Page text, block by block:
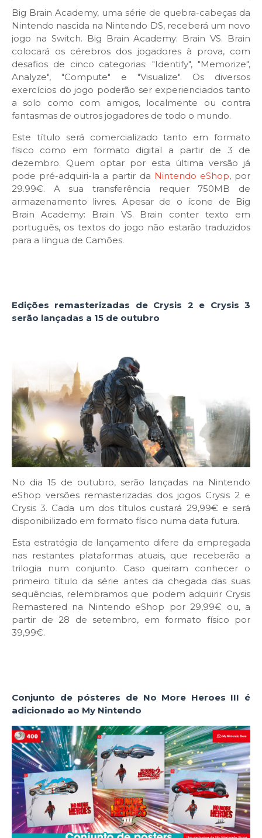
Big Brain Academy, uma série de quebra-cabeças da
Nintendo nascida na Nintendo DS, receberá um novo
jogo na Switch. Big Brain Academy: Brain VS. Brain
colocará os cérebros dos jogadores à prova, com
desafios de cinco categorias: "Identify", "Memorize",
Analyze", "Compute" e "Visualize". Os diversos
exercícios do jogo poderão ser experienciados tanto
a solo como com amigos, localmente ou contra
fantasmas de outros jogadores de todo o mundo.
Este título será comercializado tanto em formato
físico como em formato digital a partir de 3 de
dezembro. Quem optar por esta última versão já
pode pré-adquiri-la a partir da Nintendo eShop, por
29.99€. A sua transferência requer 750MB de
armazenamento livres. Apesar de o ícone de Big
Brain Academy: Brain VS. Brain conter texto em
português, os textos do jogo não estarão traduzidos
para a língua de Camões.
Edições remasterizadas de Crysis 2 e Crysis 3
serão lançadas a 15 de outubro
No dia 15 de outubro, serão lançadas na Nintendo
eShop versões remasterizadas dos jogos Crysis 2 e
Crysis 3. Cada um dos títulos custará 29,99€ e será
disponibilizado em formato físico numa data futura.
Esta estratégia de lançamento difere da empregada
nas restantes plataformas atuais, que receberão a
trilogia num conjunto. Caso queiram conhecer o
primeiro título da série antes da chegada das suas
sequências, relembramos que podem adquirir Crysis
Remastered na Nintendo eShop por 29,99€ ou, a
partir de 28 de setembro, em formato físico por
39,99€.
Conjunto de pósteres de No More Heroes III é
adicionado ao My Nintendo